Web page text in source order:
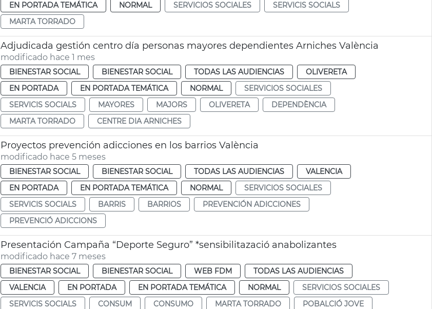
EN PORTADA TEMÁTICA
NORMAL SERVICIOS SOCIALES
SERVICIS SOCIALS
MARTA TORRADO
Adjudicada gestión centro día personas mayores dependientes Arniches València
modificado hace 1 mes
BIENESTAR SOCIAL BIENESTAR SOCIAL TODAS LAS AUDIENCIAS
OLIVERETA
EN PORTADA
EN PORTADA TEMÁTICA NORMAL
SERVICIOS SOCIALES
SERVICIS SOCIALS
MAYORES MAJORS OLIVERETA
DEPENDÈNCIA
MARTA TORRADO
CENTRE DIA ARNICHES
Proyectos prevención adicciones en los barrios València
modificado hace 5 meses
BIENESTAR SOCIAL BIENESTAR SOCIAL TODAS LAS AUDIENCIAS
VALENCIA
EN PORTADA
EN PORTADA TEMÁTICA NORMAL
SERVICIOS SOCIALES
SERVICIS SOCIALS
BARRIS BARRIOS
PREVENCIÓN ADICCIONES
PREVENCIÓ ADICCIONS
Presentación Campaña “Deporte Seguro” *sensibilitazació anabolizantes
modificado hace 7 meses
BIENESTAR SOCIAL BIENESTAR SOCIAL WEB FDM
TODAS LAS AUDIENCIAS
VALENCIA
EN PORTADA EN PORTADA TEMÁTICA NORMAL
SERVICIOS SOCIALES
SERVICIS SOCIALS
CONSUM CONSUMO MARTA TORRADO
POBALCIÓ JOVE